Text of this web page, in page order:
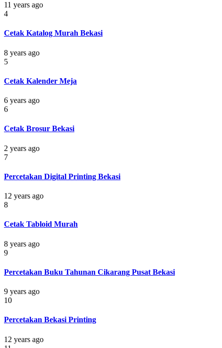
11 years ago
4
Cetak Katalog Murah Bekasi
8 years ago
5
Cetak Kalender Meja
6 years ago
6
Cetak Brosur Bekasi
2 years ago
7
Percetakan Digital Printing Bekasi
12 years ago
8
Cetak Tabloid Murah
8 years ago
9
Percetakan Buku Tahunan Cikarang Pusat Bekasi
9 years ago
10
Percetakan Bekasi Printing
12 years ago